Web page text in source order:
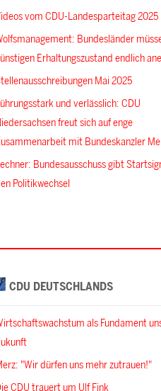
vom CDU-Landesparteitag 2025
Bundesländer
Erhaltungszustand endlich
Mai 2025
und verlässlich: CDU
freut sich auf enge
mit Bundeskanzler
Bundesausschuss gibt
Politikwechsel
CDU DEUTSCHLANDS
als Fundament
"Wir dürfen uns mehr zutrauen!"
CDU trauert um Ulf Fink